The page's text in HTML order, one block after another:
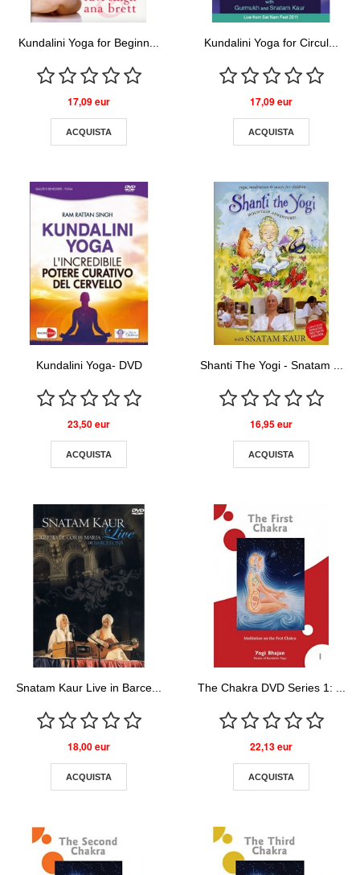
Kundalini Yoga for Beginn...
17,09 eur
ACQUISTA
Kundalini Yoga for Circul...
17,09 eur
ACQUISTA
Kundalini Yoga- DVD
23,50 eur
ACQUISTA
Shanti The Yogi - Snatam ...
16,95 eur
ACQUISTA
Snatam Kaur Live in Barce...
18,00 eur
ACQUISTA
The Chakra DVD Series 1: ...
22,13 eur
ACQUISTA